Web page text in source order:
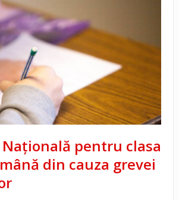
Națională pentru clasa
din cauza grevei